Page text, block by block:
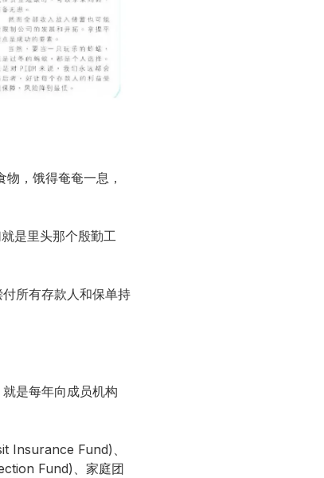
，饿得奄奄一息，
是里头那个殷勤工
所有存款人和保单持
是每年向成员机构
Insurance Fund)、
Fund)、家庭团